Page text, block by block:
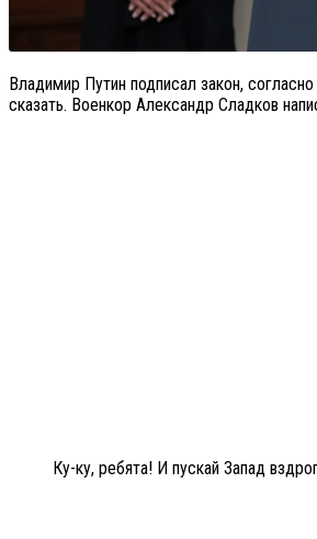
Владимир Путин подписал закон,
сказать. Военкор Александр Сладков
Ку-ку, ребята! И пускай Запад